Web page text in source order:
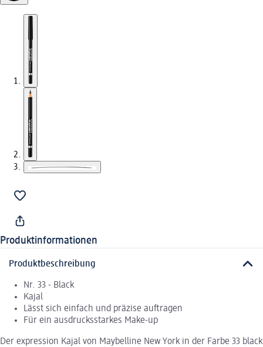
Produktinformationen
Produktbeschreibung
Nr. 33 - Black
Kajal
Lässt sich einfach und präzise auftragen
Für ein ausdrucksstarkes Make-up
Der expression Kajal von Maybelline New York in der Farbe 33 black